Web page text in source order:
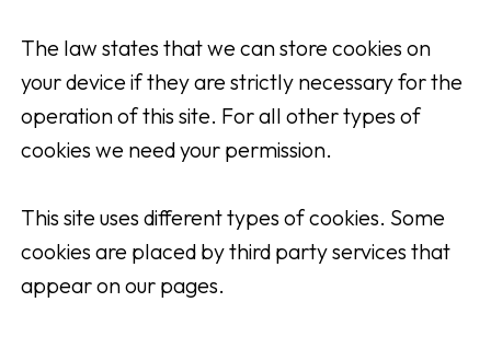
The law states that we can store cookies on
your device if they are strictly necessary for the
operation of this site. For all other types of
cookies we need your permission.
This site uses different types of cookies. Some
cookies are placed by third party services that
appear on our pages.